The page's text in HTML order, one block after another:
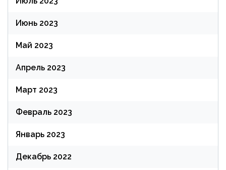
Июнь 2023
Май 2023
Апрель 2023
Март 2023
Февраль 2023
Январь 2023
Декабрь 2022